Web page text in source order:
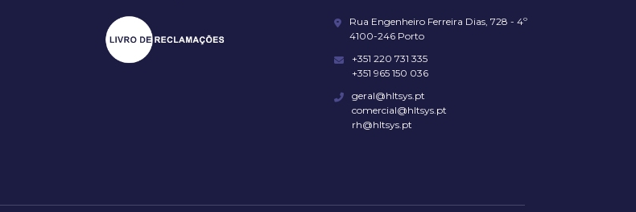
Rua Engenheiro Ferreira Dias, 728 - 4º
4100-246 Porto
+351 220 731 335
+351 965 150 036
geral@hltsys.pt
comercial@hltsys.pt
rh@hltsys.pt